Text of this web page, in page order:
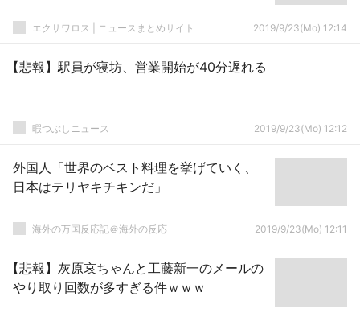
エクサワロス | ニュースまとめサイト 2019/9/23(Mo) 12:14
【悲報】駅員が寝坊、営業開始が40分遅れる
暇つぶしニュース 2019/9/23(Mo) 12:12
外国人「世界のベスト料理を挙げていく、
日本はテリヤキチキンだ」
海外の万国反応記＠海外の反応 2019/9/23(Mo) 12:11
【悲報】灰原哀ちゃんと工藤新一のメールの
やり取り回数が多すぎる件ｗｗｗ